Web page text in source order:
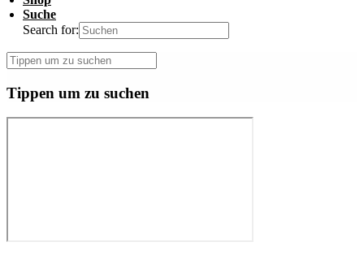
Suche
Search for:
Tippen um zu suchen